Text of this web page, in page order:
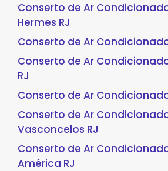
Conserto de Ar
Hermes RJ
Conserto de Ar
Conserto de Ar
RJ
Conserto de Ar
Conserto de Ar
Vasconcelos RJ
Conserto de Ar
América RJ